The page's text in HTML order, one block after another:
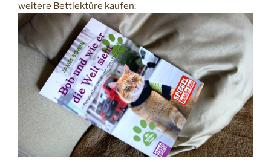
weitere Bettlektüre kaufen: